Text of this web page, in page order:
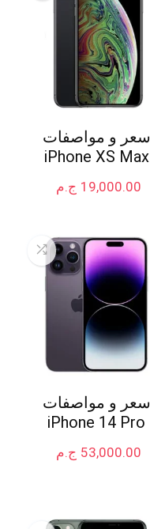
سعر و مواصفات
iPhone XS Max
ج.م 19,000.00
سعر و مواصفات
iPhone 14 Pro
ج.م 53,000.00